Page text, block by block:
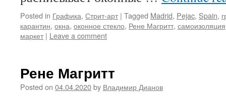
Posted in Графика, Стрит-арт | Tagged Madrid, Pejac, Spain,
карантин, окна, оконное стекло, Рене Магритт, самоизоляция
маркет | Leave a comment
Рене Магритт
Posted on 04.04.2020by Владимир Дианов